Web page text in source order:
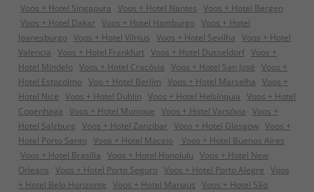
Voos + Hotel Singapura Voos + Hotel Nantes Voos + Hotel Bergen
Voos + Hotel Dakar Voos + Hotel Hamburgo Voos + Hotel
Joanesburgo Voos + Hotel Vilnius Voos + Hotel Sevilha Voos + Hotel
Valencia Voos + Hotel Frankfurt Voos + Hotel Dusseldorf Voos +
Hotel Mindelo Voos + Hotel Cracóvia Voos + Hotel San José Voos +
Hotel Estocolmo Voo + Hotel Berlim Voos + Hotel Marselha Voos +
Hotel Nice Voos + Hotel Dublin Voos + Hotel Helsínquia Voos + Hotel
Copenhaga Voos + Hotel Munique Voos + Hotel Varsóvia Voos +
Hotel Salzburg Voos + Hotel Zanzibar Voos + Hotel Glasgow Voos +
Hotel Porto Santo Voos + Hotel Maceio
Voos + Hotel Buenos Aires
Voos + Hotel Brasília Voos + Hotel Honolulu Voos + Hotel New
Orleans Voos + Hotel Porto Seguro Voos + Hotel Porto Alegre Voos
+ Hotel Belo Horizonte Voos + Hotel Manaus Voos + Hotel São